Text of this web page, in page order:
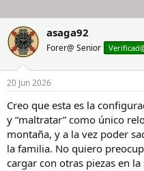
asaga92
Forer@ Senior
20 Jun 2026
Creo que esta es la
y “maltratar” como único
montaña, y a la vez poder
la familia. No quiero
cargar con otras piezas en la